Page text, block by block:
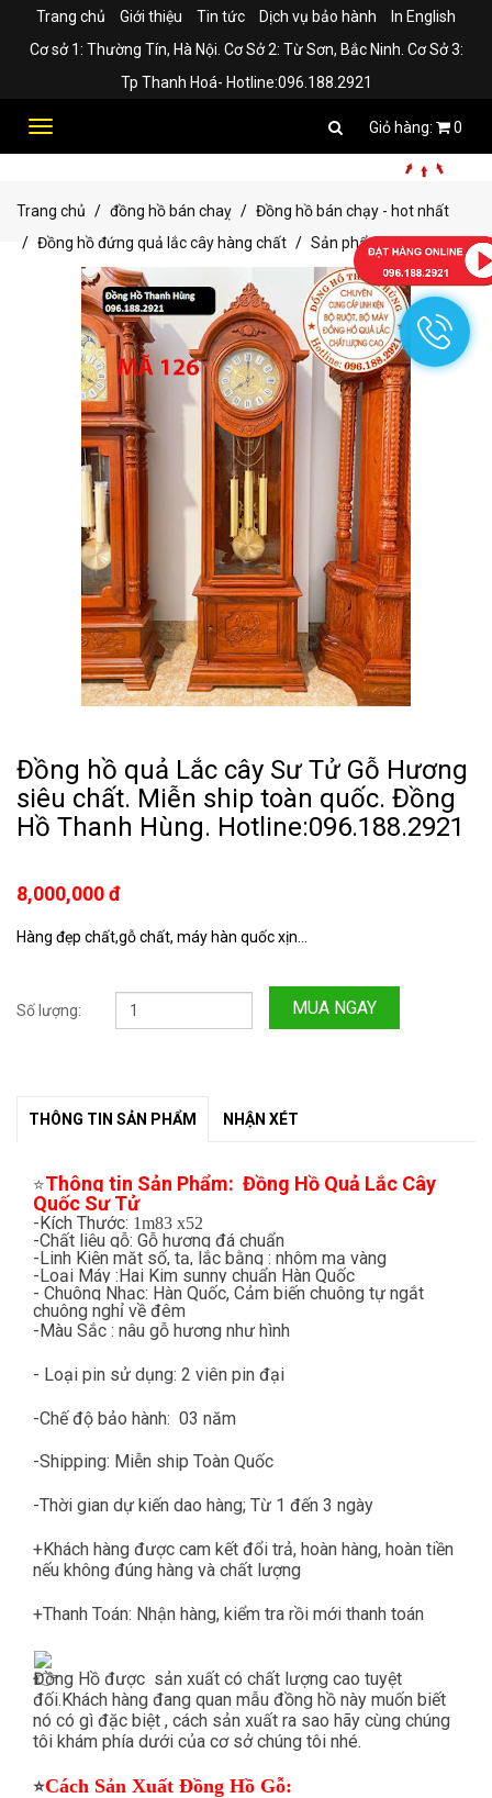
Trang chủ Giới thiệu Tin tức Dịch vụ bảo hành
In English
Cơ sở 1: Thường Tín, Hà Nội. Cơ Sở 2: Từ Sơn, Bắc Ninh. Cơ Sở 3:
Tp Thanh Hoá- Hotline:096.188.2921
Toggle
0
Trang chủ đồng hồ bán chaỵ
Đồng hồ bán chạy - hot nhất
Đồng hồ đứng quả lắc cây hàng chất
Sản phẩm bán chạy
Đồng hồ quả Lắc cây Sư Tử Gỗ Hương
siêu chất. Miễn ship toàn quốc. Đồng
Hồ Thanh Hùng. Hotline:096.188.2921
8,000,000 đ
Hàng đẹp chất,gỗ chất, máy hàn quốc xịn...
Số lượng: MUA NGAY
THÔNG TIN SẢN PHẨM NHẬN XÉT
⭐Thông tin Sản Phẩm: Đồng Hồ Quả Lắc Cây
Quốc Sư Tử
-Kích Thước: 1m83 x52
-Chất liệu gỗ: Gỗ hương đá chuẩn
-Linh Kiện mặt số, tạ, lắc bằng : nhôm mạ vàng
-Loại Máy :Hai Kim sunny chuẩn Hàn Quốc
- Chuông Nhạc: Hàn Quốc, Cảm biến chuông tự ngắt
chuông nghỉ về đêm
-Màu Sắc : nâu gỗ hương như hình
- Loại pin sử dụng: 2 viên pin đại
-Chế độ bảo hành: 03 năm
-Shipping: Miễn ship Toàn Quốc
-Thời gian dự kiến dao hàng; Từ 1 đến 3 ngày
+Khách hàng được cam kết đổi trả, hoàn hàng, hoàn tiền
nếu không đúng hàng và chất lượng
+Thanh Toán: Nhận hàng, kiểm tra rồi mới thanh toán
Đồng Hồ được sản xuất có chất lượng cao tuyệt
đối.Khách hàng đang quan mẫu đồng hồ này muốn biết
nó có gì đặc biệt , cách sản xuất ra sao hãy cùng chúng
tôi khám phía dưới của cơ sở chúng tôi nhé.
⭐Cách Sản Xuất Đồng Hồ Gỗ: